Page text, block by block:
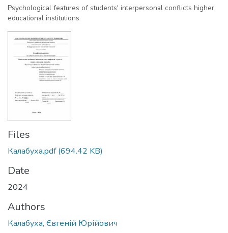
Psychological features of students' interpersonal conflicts higher
educational institutions
Files
Калабуха.pdf(694.42 KB)
Date
2024
Authors
Калабуха, Євгеній Юрійович